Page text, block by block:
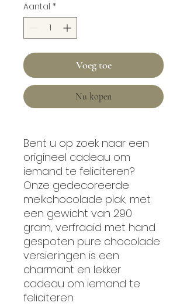
Aantal *
Voeg toe
Nu kopen
Bent u op zoek naar een
origineel cadeau om
iemand te feliciteren?
Onze gedecoreerde
melkchocolade plak, met
een gewicht van 290
gram, verfraaid met hand
gespoten pure chocolade
versieringen is een
charmant en lekker
cadeau om iemand te
feliciteren.